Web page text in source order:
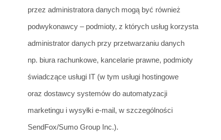
przez administratora danych mogą być również
podwykonawcy – podmioty, z których usług korzysta
administrator danych przy przetwarzaniu danych
np. biura rachunkowe, kancelarie prawne, podmioty
świadczące usługi IT (w tym usługi hostingowe
oraz dostawcy systemów do automatyzacji
marketingu i wysyłki e-mail, w szczególności
SendFox/Sumo Group Inc.).